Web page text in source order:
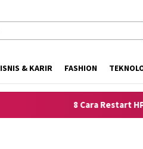
& KARIR FASHION
8 Cara Restart HP Tanpa